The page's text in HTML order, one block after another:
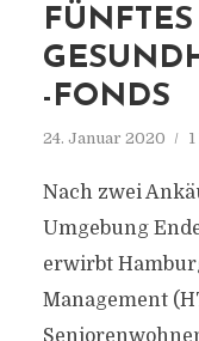
-FONDS
24. Januar 2020
Nach zwei
Umgebung
erwirbt
Management